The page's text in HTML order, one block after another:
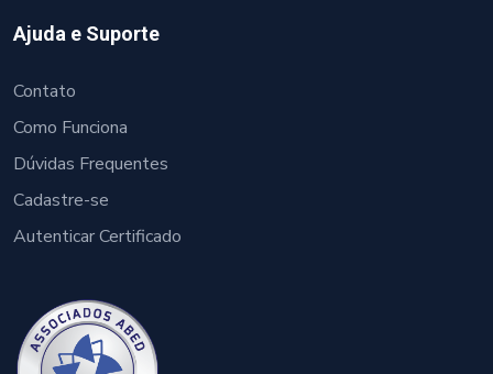
Ajuda e Suporte
Contato
Como Funciona
Dúvidas Frequentes
Cadastre-se
Autenticar Certificado